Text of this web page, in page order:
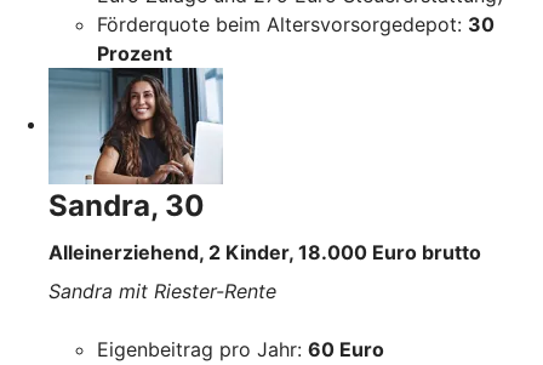
Förderquote beim Altersvorsorgedepot: 30
Prozent
Sandra, 30
Alleinerziehend, 2 Kinder, 18.000 Euro brutto
Sandra mit Riester-Rente
Eigenbeitrag pro Jahr: 60 Euro